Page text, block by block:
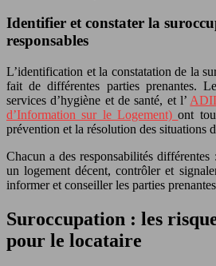
Identifier et constater la
responsables
L’identification et la constatation de la
fait de différentes parties prenantes.
services d’hygiène et de santé, et l’
d’Information sur le Logement)ont
prévention et la résolution des situations
Chacun a des responsabilités
un logement décent, contrôler et
informer et conseiller les parties
Suroccupation : les
pour le locataire